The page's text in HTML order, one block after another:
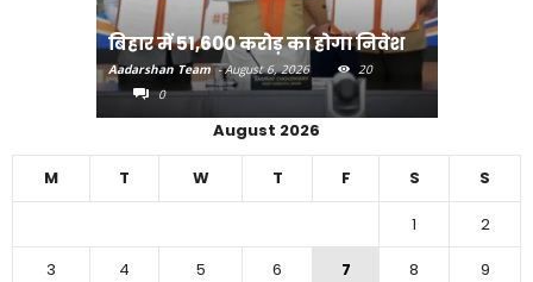
बिहार में 51,600 करोड़ का होगा निवेश
Aadarshan Team - August 6, 2026
20
0
August 2026
M T W T F S S
1
2
3
4 5 6 7 8
9